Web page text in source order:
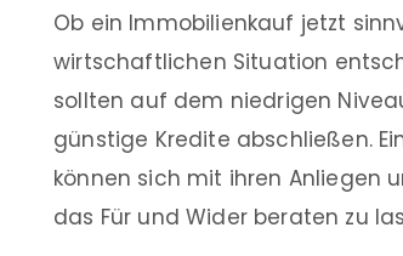
Ob ein Immobilienkauf jetzt
wirtschaftlichen Situation
sollten auf dem niedrigen
günstige Kredite abschließen.
können sich mit ihren Anliegen
das Für und Wider beraten zu